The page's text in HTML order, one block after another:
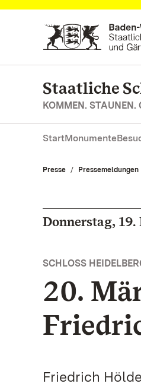
Zum Hauptinhalt springen
Staatliche
KOMMEN. STAUNEN.
StartMonumente
Presse Pressemeldungen
Donnerstag,
SCHLOSS
20.
Friedrich